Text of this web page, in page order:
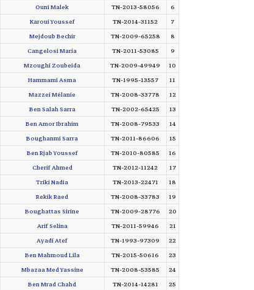
6
TN-2013-58056
Ouni Malek
7
TN-2014-31152
Karoui Youssef
8
TN-2009-65258
Mejdoub Bechir
9
TN-2011-53085
Cangelosi Maria
10
TN-2009-49949
Mzoughi Zoubeida
11
TN-1995-13557
Hammami Asma
12
TN-2008-33778
Mazzei Mélanie
13
TN-2002-65425
Ben Salah Sarra
14
TN-2008-79533
Ben Amor Ibrahim
15
TN-2011-86606
Boughanmi Sarra
16
TN-2010-80585
Ben Rjab Youssef
17
TN-2012-11242
Cherif Ahmed
18
TN-2013-22471
Triki Nadia
19
TN-2008-33783
Rekik Raed
20
TN-2009-28776
Boughattas Sirine
21
TN-2011-59946
Arif Selina
22
TN-1993-97309
Ayadi Atef
23
TN-2015-50616
Ben Mahmoud Lila
24
TN-2008-53585
Mbazaa Med Yassine
25
TN-2014-14281
Ben Mrad Chahd